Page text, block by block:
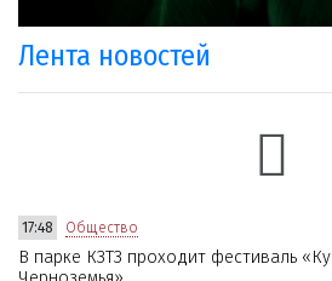
Лента новостей
17:48 Общество
В парке КЗТЗ проходит фестиваль